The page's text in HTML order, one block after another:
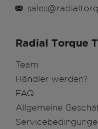
Radial Torque
Team
Händler werden?
FAQ.
Allgemeine